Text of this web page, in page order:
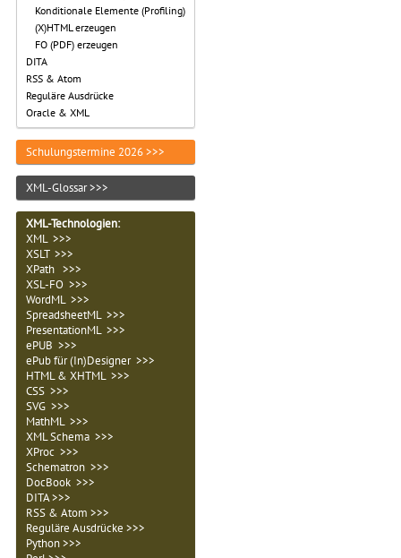
Konditionale Elemente (Profiling)
(X)HTML erzeugen
FO (PDF) erzeugen
DITA
RSS & Atom
Reguläre Ausdrücke
Oracle & XML
Schulungstermine 2026 >>>
XML-Glossar >>>
XML-Technologien:
XML >>>
XSLT >>>
XPath >>>
XSL-FO >>>
WordML >>>
SpreadsheetML >>>
PresentationML >>>
ePUB >>>
ePub für (In)Designer >>>
HTML & XHTML >>>
CSS >>>
SVG >>>
MathML >>>
XML Schema >>>
XProc >>>
Schematron >>>
DocBook >>>
DITA >>>
RSS & Atom >>>
Reguläre Ausdrücke >>>
Python >>>